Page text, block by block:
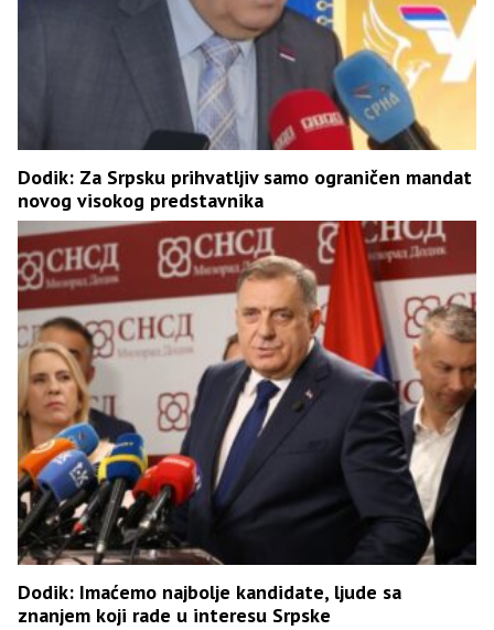
Dodik: Za Srpsku prihvatljiv samo ograničen mandat
novog visokog predstavnika
Dodik: Imaćemo najbolje kandidate, ljude sa
znanjem koji rade u interesu Srpske